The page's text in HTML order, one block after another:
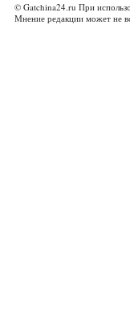
© Gatchina24.ru При
Мнение редакции может не